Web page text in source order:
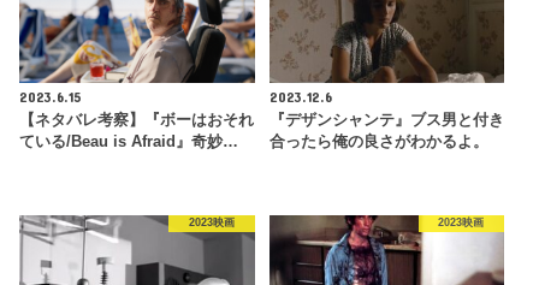
2023.6.15
【ネタバレ考察】『ボーはおそれ
ている/Beau is Afraid』奇妙…
2023.12.6
『デザンシャンテ』ブス男と付き
合ったら俺の良さがわかるよ。
2023映画 2023映画